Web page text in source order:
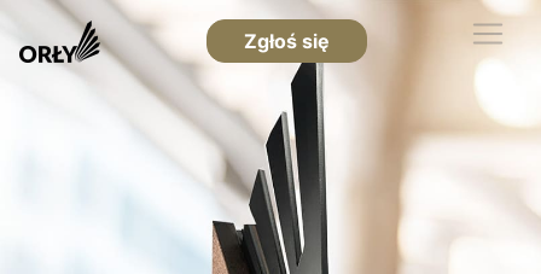
Zgłoś się